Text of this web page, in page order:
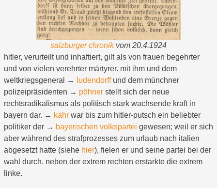
salzburger chronikvom 20.4.1924
hitler, verurteilt und inhaftiert, gilt als von frauen begehrter
und von vielen verehrter märtyrer. mit ihm und dem
weltkriegsgeneral →
ludendorffund dem münchner
polizeipräsidenten → pöhner stellt sich der neue
rechtsradikalismus als politisch stark wachsende kraft in
bayern dar. → kahr war bis zum hitler-putsch ein beliebter
politiker der → bayerischen volkspartei gewesen; weil er sich
aber während des strafprozesses zum urlaub nach italien
abgesetzt hatte (siehe hier), fielen er und seine partei bei der
wahl durch. neben der extrem rechten erstarkte die extrem
linke.